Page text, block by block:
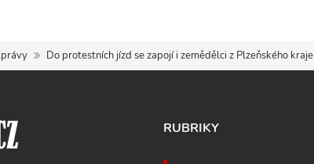
Do protestních jízd se zapojí i zemědělci z Plzeňského kraje
RUBRIKY